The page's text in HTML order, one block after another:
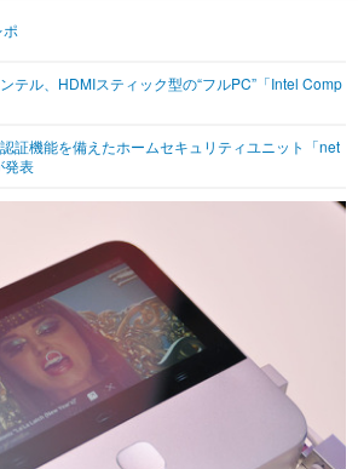
その他
法テル、HDMIスティック型の“フルPC”「Intel Comp
証機能を備えたホームセキュリティユニット「net
発表